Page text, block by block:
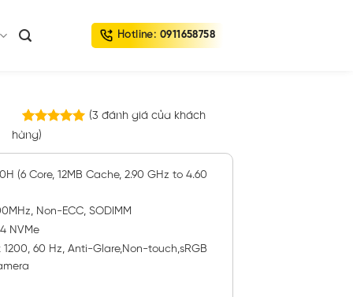
Hotline: 0911658758
5.00
3
(3 đánh giá của khách
hàng)
(6 Core, 12MB Cache, 2.90 GHz to 4.60
Non-ECC, SODIMM
NVMe
1200, 60 Hz, Anti-Glare,Non-touch,sRGB